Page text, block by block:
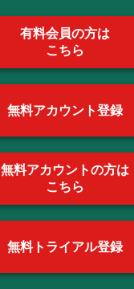
有料会員の方は
こちら
無料アカウント登録
無料アカウントの方は
こちら
無料トライアル登録